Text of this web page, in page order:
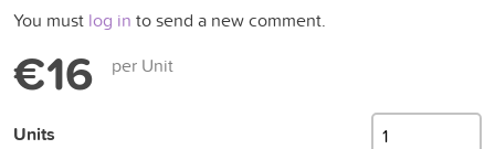
You must log in to send a new comment.
€16 per Unit
Units